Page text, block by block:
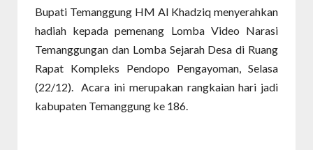
Bupati Temanggung HM Al Khadziq menyerahkan
hadiah kepada pemenang Lomba Video Narasi
Temanggungan dan Lomba Sejarah Desa di Ruang
Rapat Kompleks Pendopo Pengayoman, Selasa
(22/12). Acara ini merupakan rangkaian hari jadi
kabupaten Temanggung ke 186.